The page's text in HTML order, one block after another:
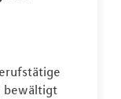
bewältigt